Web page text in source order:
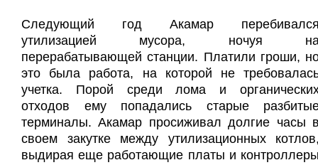
Следующий год Акамар
утилизацией мусора, ночуя
перерабатывающей станции. Платили гроши,
это была работа, на которой не
учетка. Порой среди лома и
отходов ему попадались старые
терминалы. Акамар просиживал долгие часы
своем закутке между утилизационных
выдирая еще работающие платы и